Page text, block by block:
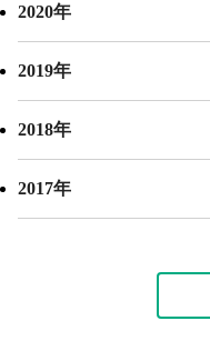
2020年
2019年
2018年
2017年